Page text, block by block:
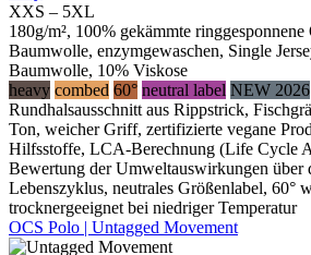
XXS – 5XL
180g/m², 100% gekämmte
Baumwolle, enzymgewaschen, Single
Baumwolle, 10% Viskose
heavy combed 60° neutral label NEW 2026
Rundhalsausschnitt aus Rippstrick,
Ton, weicher Griff, zertifizierte vegane
Hilfsstoffe, LCA-Berechnung (Life Cycle
Bewertung der Umweltauswirkungen über
Lebenszyklus, neutrales Größenlabel, 60°
trocknergeeignet bei niedriger Temperatur
OCS Polo | Untagged Movement